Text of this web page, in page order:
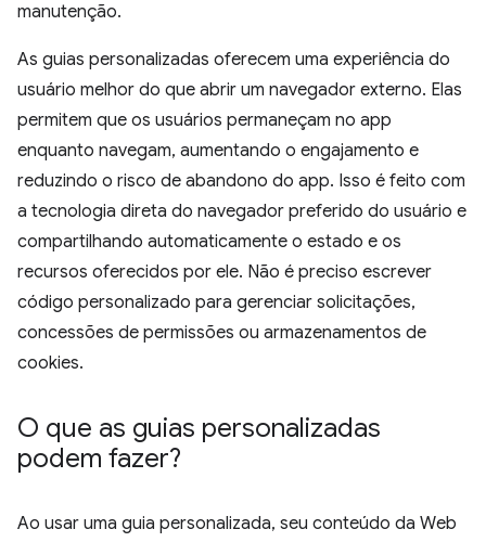
manutenção.
As guias personalizadas oferecem uma experiência do
usuário melhor do que abrir um navegador externo. Elas
permitem que os usuários permaneçam no app
enquanto navegam, aumentando o engajamento e
reduzindo o risco de abandono do app. Isso é feito com
a tecnologia direta do navegador preferido do usuário e
compartilhando automaticamente o estado e os
recursos oferecidos por ele. Não é preciso escrever
código personalizado para gerenciar solicitações,
concessões de permissões ou armazenamentos de
cookies.
O que as guias personalizadas
podem fazer?
Ao usar uma guia personalizada, seu conteúdo da Web